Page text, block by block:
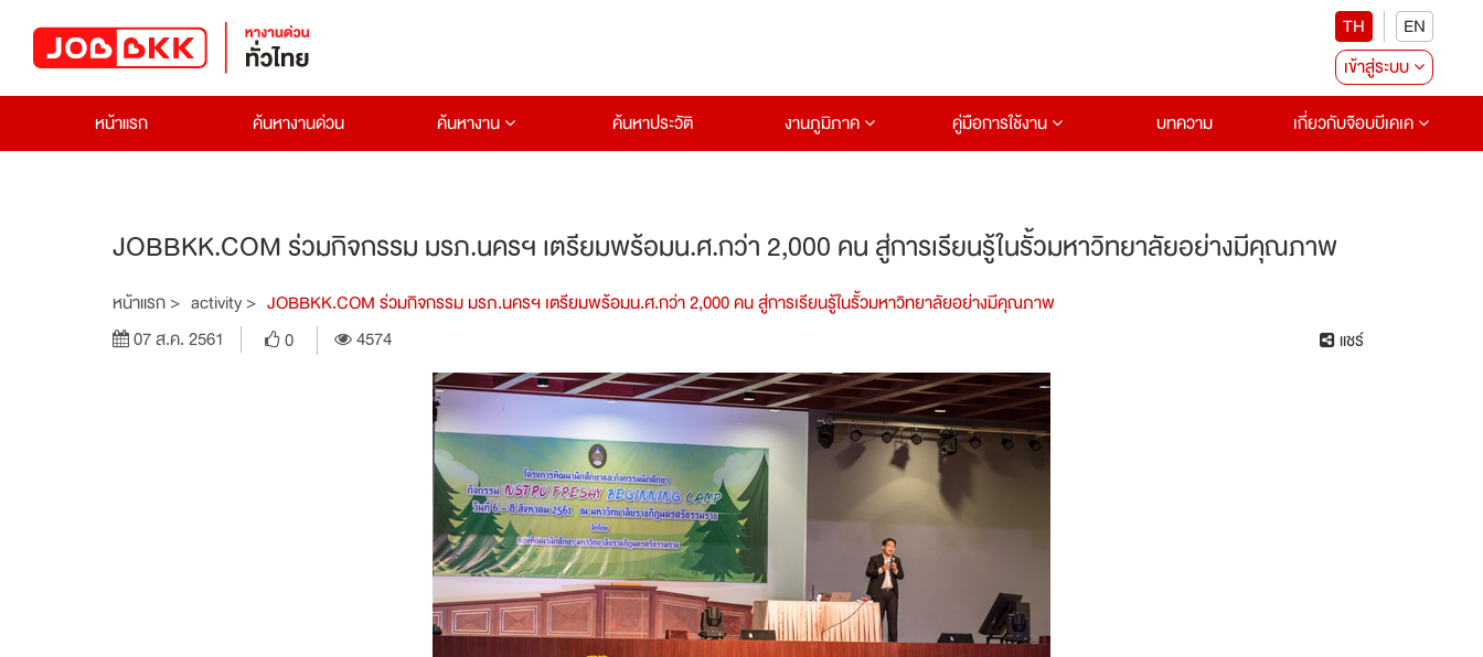
TH
EN
เข้าสู่ระบบ
หน้าแรก
ค้นหางานด่วน ค้นหางาน ค้นหาประวัติ งานภูมิภาค คู่มือการใช้งาน บทความ เกี่ยวกับจ๊อบบีเคเค
JOBBKK.COM ร่วมกิจกรรม มรภ.นครฯ เตรียมพร้อมน.ศ.กว่า 2,000 คน สู่การเรียนรู้ในรั้วมหาวิทยาลัยอย่างมีคุณภาพ
หน้าแรก > activity > JOBBKK.COM ร่วมกิจกรรม มรภ.นครฯ เตรียมพร้อมน.ศ.กว่า 2,000 คน สู่การเรียนรู้ในรั้วมหาวิทยาลัยอย่างมีคุณภาพ
07 ส.ค. 2561
0 4574 แชร์